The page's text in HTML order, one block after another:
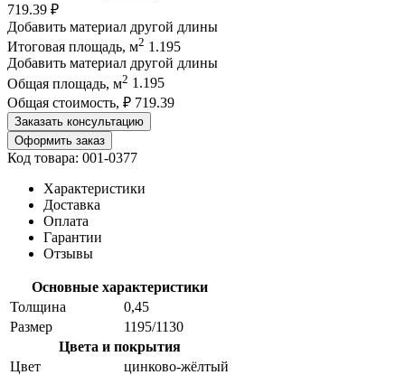
719.39 ₽
Добавить материал другой длины
Итоговая площадь, м2 1.195
Добавить материал другой длины
Общая площадь, м2 1.195
Общая стоимость, ₽ 719.39
Заказать консультацию
Оформить заказ
Код товара: 001-0377
Характеристики
Доставка
Оплата
Гарантии
Отзывы
Основные характеристики
Толщина
0,45
Размер
1195/1130
Цвета и покрытия
Цвет
цинково-жёлтый